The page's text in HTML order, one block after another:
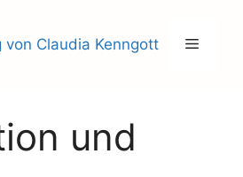
Menü
und